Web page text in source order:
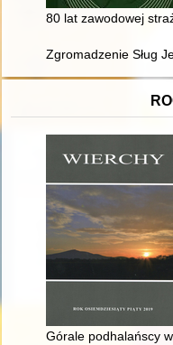
80 lat zawodowej
Zgromadzenie Sług
Górale podhalańscy